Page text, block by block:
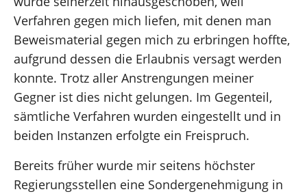
Verfahren gegen mich liefen, mit denen man
Beweismaterial gegen mich zu erbringen hoffte,
aufgrund dessen die Erlaubnis versagt werden
konnte. Trotz aller Anstrengungen meiner
Gegner ist dies nicht gelungen. Im Gegenteil,
sämtliche Verfahren wurden eingestellt und in
beiden Instanzen erfolgte ein Freispruch.
Bereits früher wurde mir seitens höchster
Regierungsstellen eine Sondergenehmigung in